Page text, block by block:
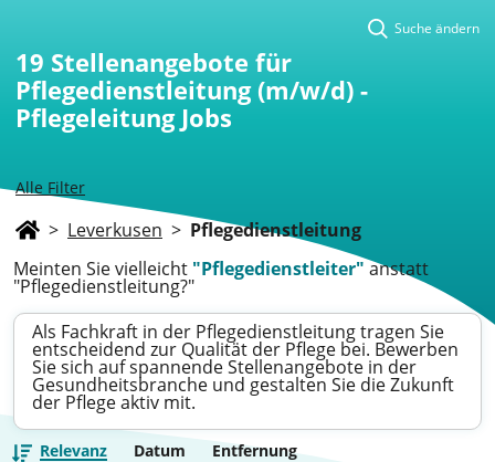
Alle Filter
Suche ändern
19 Stellenangebote für
Pflegedienstleitung (m/w/d) -
Pflegeleitung Jobs
> Leverkusen > Pflegedienstleitung
Meinten Sie vielleicht "Pflegedienstleiter" anstatt
"Pflegedienstleitung?"
Als Fachkraft in der Pflegedienstleitung tragen Sie
entscheidend zur Qualität der Pflege bei. Bewerben
Sie sich auf spannende Stellenangebote in der
Gesundheitsbranche und gestalten Sie die Zukunft
der Pflege aktiv mit.
Relevanz Datum Entfernung